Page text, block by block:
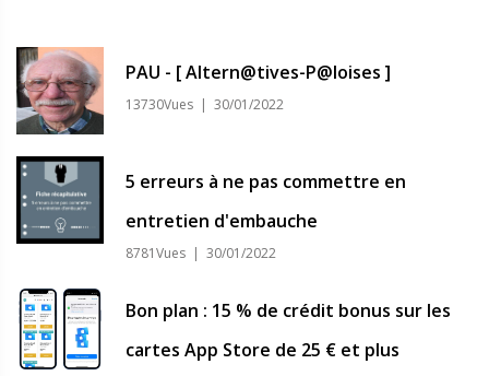
PAU - [ Altern@tives-P@loises ]
13730Vues | 30/01/2022
5 erreurs à ne pas commettre en
entretien d'embauche
8781Vues | 30/01/2022
Bon plan : 15 % de crédit bonus sur les
cartes App Store de 25 € et plus